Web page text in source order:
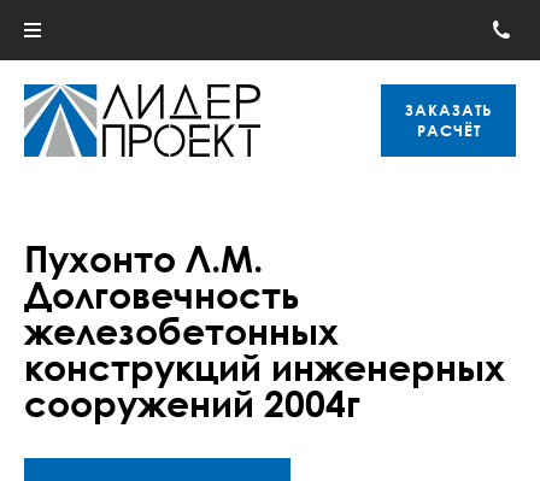
ЗАКАЗАТЬ
РАСЧЁТ
Пухонто Л.М.
Долговечность
железобетонных
конструкций инженерных
сооружений 2004г